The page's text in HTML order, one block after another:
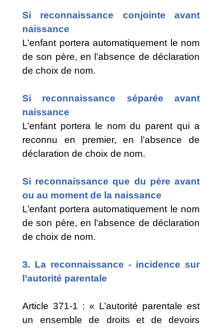
Si reconnaissance conjointe avant
naissance
L’enfant portera automatiquement le nom
de son père, en l’absence de déclaration
de choix de nom.
Si reconnaissance séparée avant
naissance
L’enfant portera le nom du parent qui a
reconnu en premier, en l’absence de
déclaration de choix de nom.
Si reconnaissance que du père avant
ou au moment de la naissance
L’enfant portera automatiquement le nom
de son père, en l’absence de déclaration
de choix de nom.
3. La reconnaissance - incidence sur
l’autorité parentale
Article 371-1 : « L’autorité parentale est
un ensemble de droits et de devoirs